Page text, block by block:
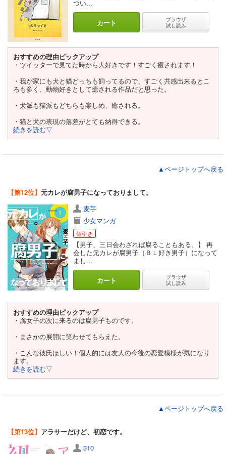
つい...
カート
ブラウザ
試し読み
おすすめの理由ピックアップ
・ツイッターで見てた時から大好きです！すごく癒されます！
・我が家にも犬と猫どっちも飼ってるので、すごく共感出来るとこ
ろも多く、動物好きとして癒される作品だと思った。
・犬派も猫派もどちらも楽しめ、癒される。
・猫と犬の表現の落差がとても納得できる。
続きを読む▽
▲ページトップへ戻る
【第12位】 元カレが腐男子になっておりまして。
麦芋
少女マンガ
値引き
【男子、三日会わざれば腐ることもある。】 再
会した元カレが腐男子（ＢＬ好き男子）になって
まし...
カート
ブラウザ
試し読み
おすすめの理由ピックアップ
・腐女子の次に来るのは腐男子ものです。
・まさかの展開に笑わせてもらえた。
・こんな彼氏ほしい！個人的には友人の今後の恋愛模様が気になり
ます。
続きを読む▽
▲ページトップへ戻る
【第13位】 アラサーだけど、初恋です。
310